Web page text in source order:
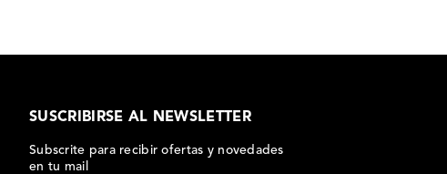
SUSCRIBIRSE AL NEWSLETTER
Subscrite para recibir ofertas y novedades
en tu mail